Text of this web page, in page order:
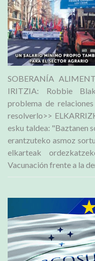
SOBERANÍA
IRITZIA: Robbie
problema de
resolverlo>>
esku taldea: "Baztanen
erantzuteko asmoz
elkarteak
Vacunación frente a la